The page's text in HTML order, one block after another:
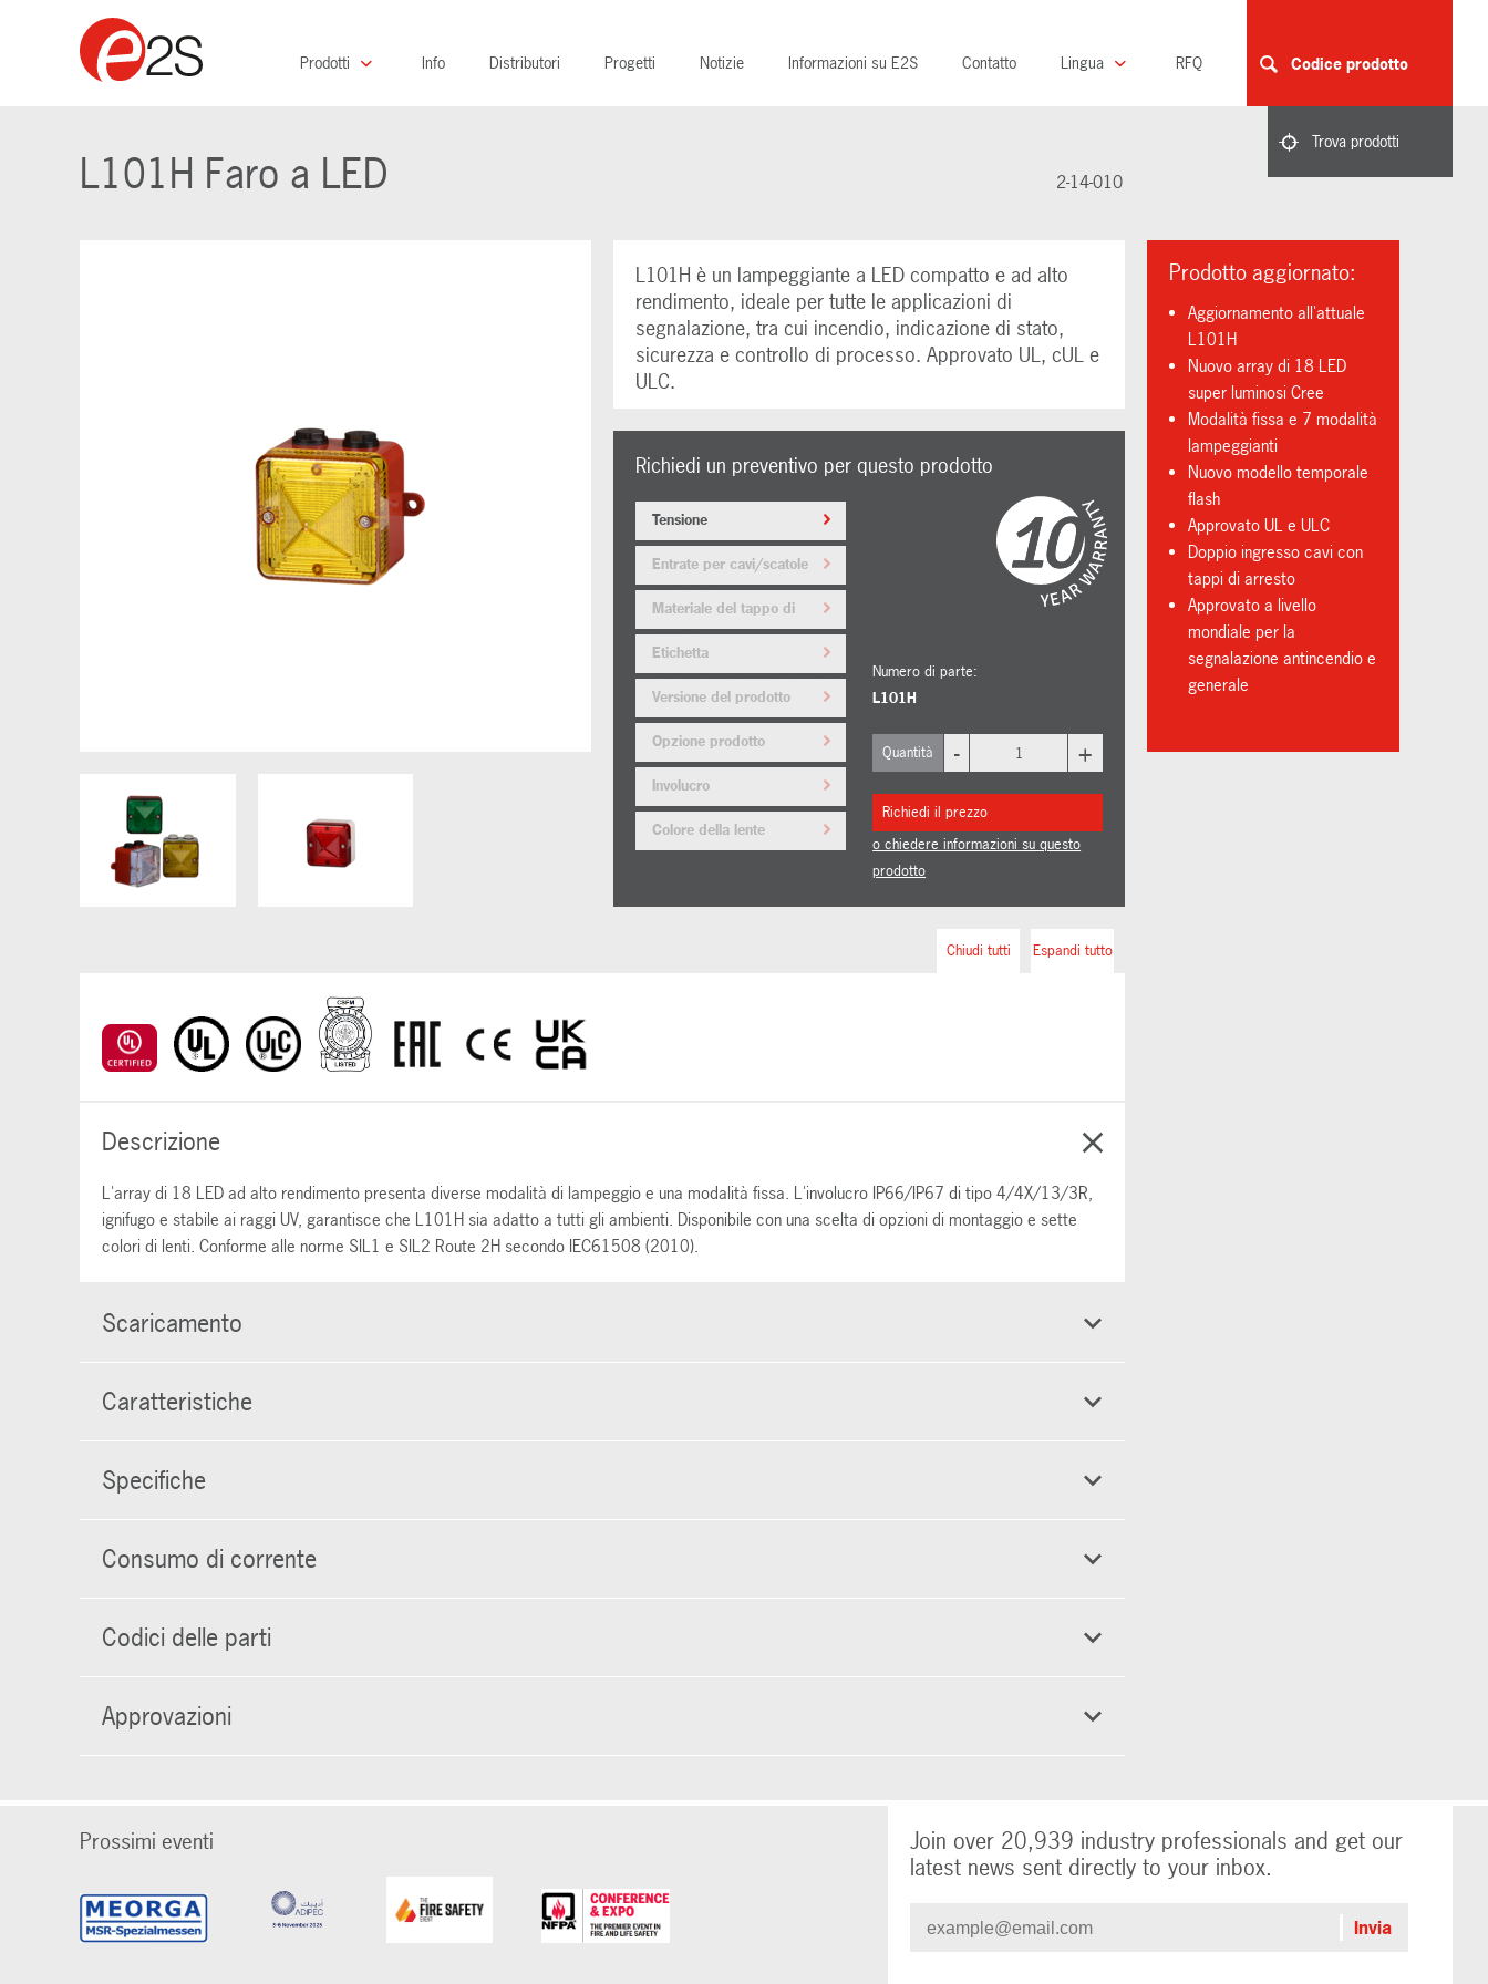
Prodotti Info Distributori Progetti Notizie Informazioni su E2S Contatto Lingua RFQ Codice prodotto
Trova prodotti
L101H Faro a LED 2-14-010
L101H è un lampeggiante a LED compatto e ad alto
rendimento, ideale per tutte le applicazioni di
segnalazione, tra cui incendio, indicazione di stato,
sicurezza e controllo di processo. Approvato UL, cUL e
ULC.
Richiedi un preventivo per questo prodotto
Tensione
Entrate per cavi/scatole
posteriori
Materiale del tappo di
arresto
Etichetta
dell'equipaggiamento/etichetta
di servizio
Versione del prodotto
Opzione prodotto
Involucro
Colore della lente
Numero di parte:
L101H
Quantità - +
Richiedi il prezzo
o chiedere informazioni su questo
prodotto
Prodotto aggiornato:
Aggiornamento all'attuale
L101H
Nuovo array di 18 LED
super luminosi Cree
Modalità fissa e 7 modalità
lampeggianti
Nuovo modello temporale
flash
Approvato UL e ULC
Doppio ingresso cavi con
tappi di arresto
Approvato a livello
mondiale per la
segnalazione antincendio e
generale
Espandi tutto
Chiudi tutti
Descrizione
L'array di 18 LED ad alto rendimento presenta diverse modalità di lampeggio e una modalità fissa. L'involucro IP66/IP67 di tipo 4/4X/13/3R,
ignifugo e stabile ai raggi UV, garantisce che L101H sia adatto a tutti gli ambienti. Disponibile con una scelta di opzioni di montaggio e sette
colori di lenti. Conforme alle norme SIL1 e SIL2 Route 2H secondo IEC61508 (2010).
Scaricamento
Caratteristiche
Specifiche
Consumo di corrente
Codici delle parti
Approvazioni
Prossimi eventi
Join over 20,939 industry professionals and get our
latest news sent directly to your inbox.